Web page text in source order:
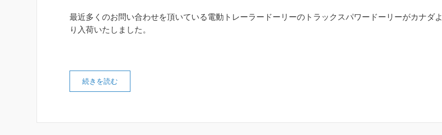
最近多くのお問い合わせを頂いている電動トレーラードーリーのトラックスパワードーリーがカナダよ
り入荷いたしました。
続きを読む